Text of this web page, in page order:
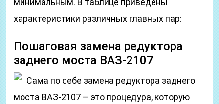
минимальным. В таблице приведены
характеристики различных главных пар:
Пошаговая замена редуктора
заднего моста ВАЗ-2107
Сама по себе замена редуктора заднего
моста ВАЗ-2107 – это процедура, которую